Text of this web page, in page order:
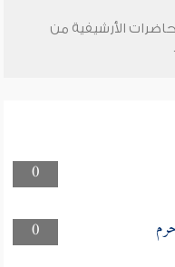
الأرشيفية من
0
0